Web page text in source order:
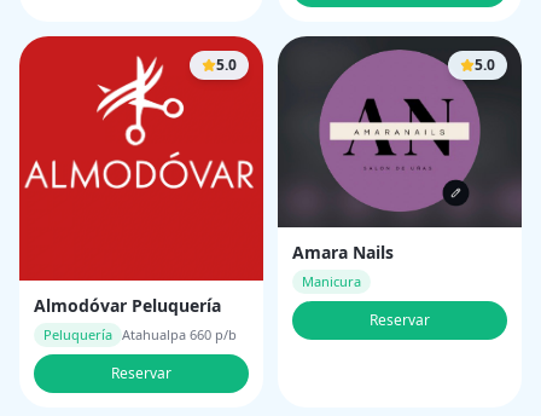
5.0
Almodóvar Peluquería
Peluquería Atahualpa 660 p/b
Reservar
5.0
Amara Nails
Manicura
Reservar